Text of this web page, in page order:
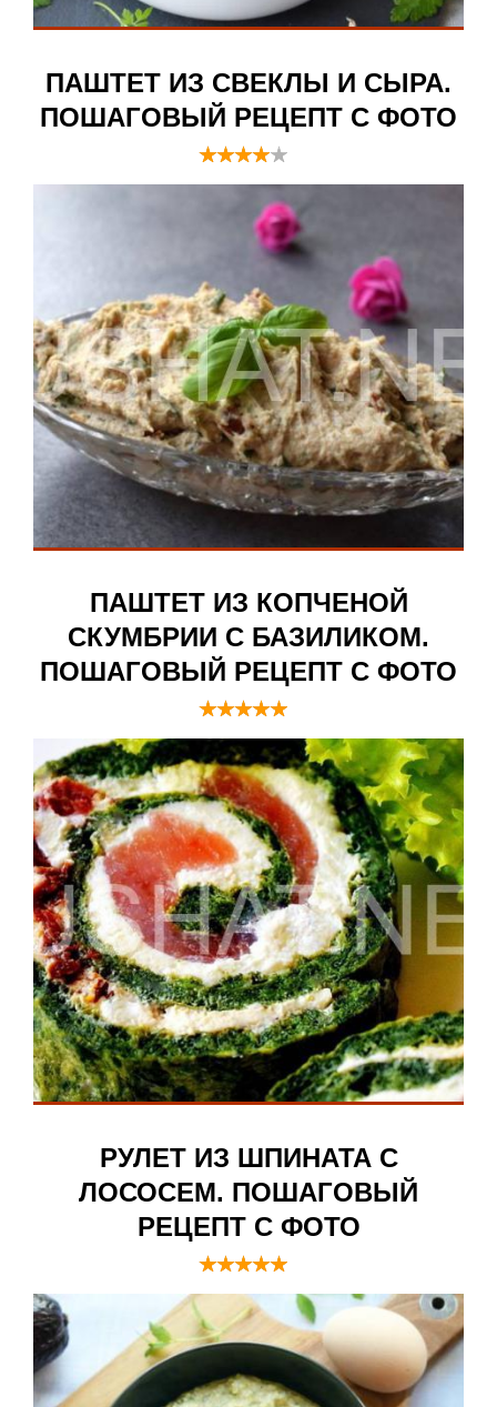
ПАШТЕТ ИЗ СВЕКЛЫ И СЫРА.
ПОШАГОВЫЙ РЕЦЕПТ С ФОТО
ПАШТЕТ ИЗ КОПЧЕНОЙ
СКУМБРИИ С БАЗИЛИКОМ.
ПОШАГОВЫЙ РЕЦЕПТ С ФОТО
РУЛЕТ ИЗ ШПИНАТА С
ЛОСОСЕМ. ПОШАГОВЫЙ
РЕЦЕПТ С ФОТО